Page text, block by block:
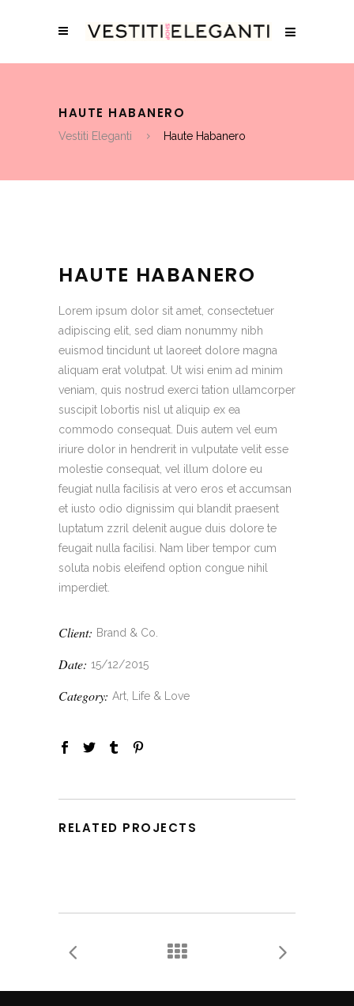
HAUTE HABANERO
Vestiti Eleganti Haute Habanero
HAUTE HABANERO
Lorem ipsum dolor sit amet, consectetuer
adipiscing elit, sed diam nonummy nibh
euismod tincidunt ut laoreet dolore magna
aliquam erat volutpat. Ut wisi enim ad minim
veniam, quis nostrud exerci tation ullamcorper
suscipit lobortis nisl ut aliquip ex ea
commodo consequat. Duis autem vel eum
iriure dolor in hendrerit in vulputate velit esse
molestie consequat, vel illum dolore eu
feugiat nulla facilisis at vero eros et accumsan
et iusto odio dignissim qui blandit praesent
luptatum zzril delenit augue duis dolore te
feugait nulla facilisi. Nam liber tempor cum
soluta nobis eleifend option congue nihil
imperdiet.
Client: Brand & Co.
Date: 15/12/2015
Category: Art, Life & Love
RELATED PROJECTS